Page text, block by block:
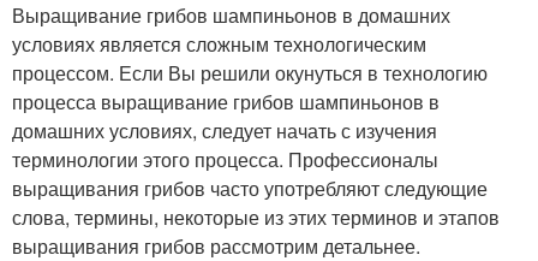
Выращивание грибов шампиньонов в домашних
условиях является сложным технологическим
процессом. Если Вы решили окунуться в технологию
процесса выращивание грибов шампиньонов в
домашних условиях, следует начать с изучения
терминологии этого процесса. Профессионалы
выращивания грибов часто употребляют следующие
слова, термины, некоторые из этих терминов и этапов
выращивания грибов рассмотрим детальнее.